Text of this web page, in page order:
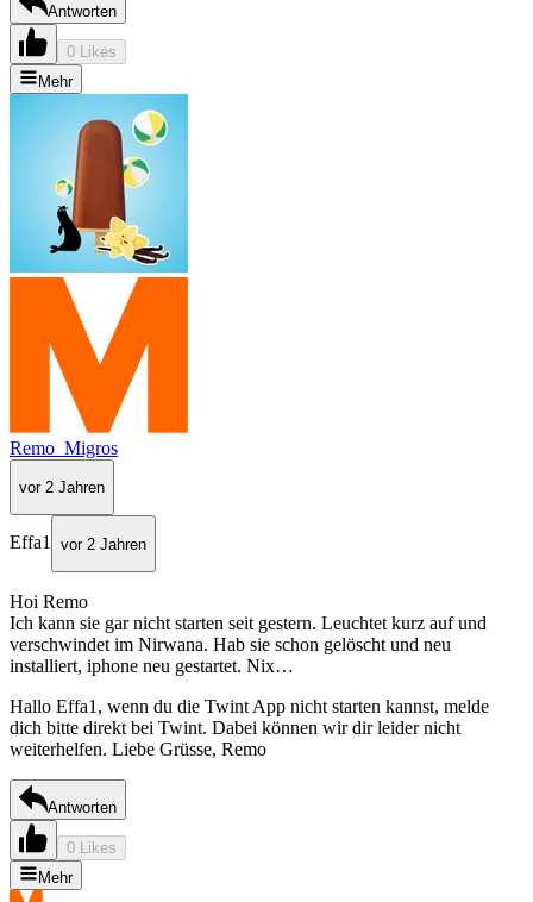
Antworten
0 Likes
Mehr
Remo_Migros
vor 2 Jahren
Effa1 vor 2 Jahren
Hoi Remo
Ich kann sie gar nicht starten seit gestern. Leuchtet kurz auf und
verschwindet im Nirwana. Hab sie schon gelöscht und neu
installiert, iphone neu gestartet. Nix…
Hallo Effa1, wenn du die Twint App nicht starten kannst, melde
dich bitte direkt bei Twint. Dabei können wir dir leider nicht
weiterhelfen. Liebe Grüsse, Remo
Antworten
0 Likes
Mehr